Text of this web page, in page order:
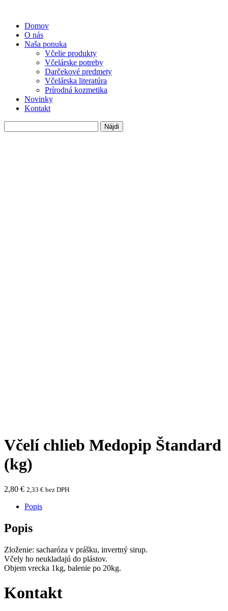
Domov
O nás
Naša ponuka
Včelie produkty
Včelárske potreby
Darčekové predmety
Včelárska literatúra
Prírodná kozmetika
Novinky
Kontakt
Včelí chlieb Medopip Štandard
(kg)
2,80 € 2,33 € bez DPH
Popis
Popis
Zloženie: sacharóza v prášku, invertný sirup.
Včely ho neukladajú do plástov.
Objem vrecka 1kg, balenie po 20kg.
Kontakt